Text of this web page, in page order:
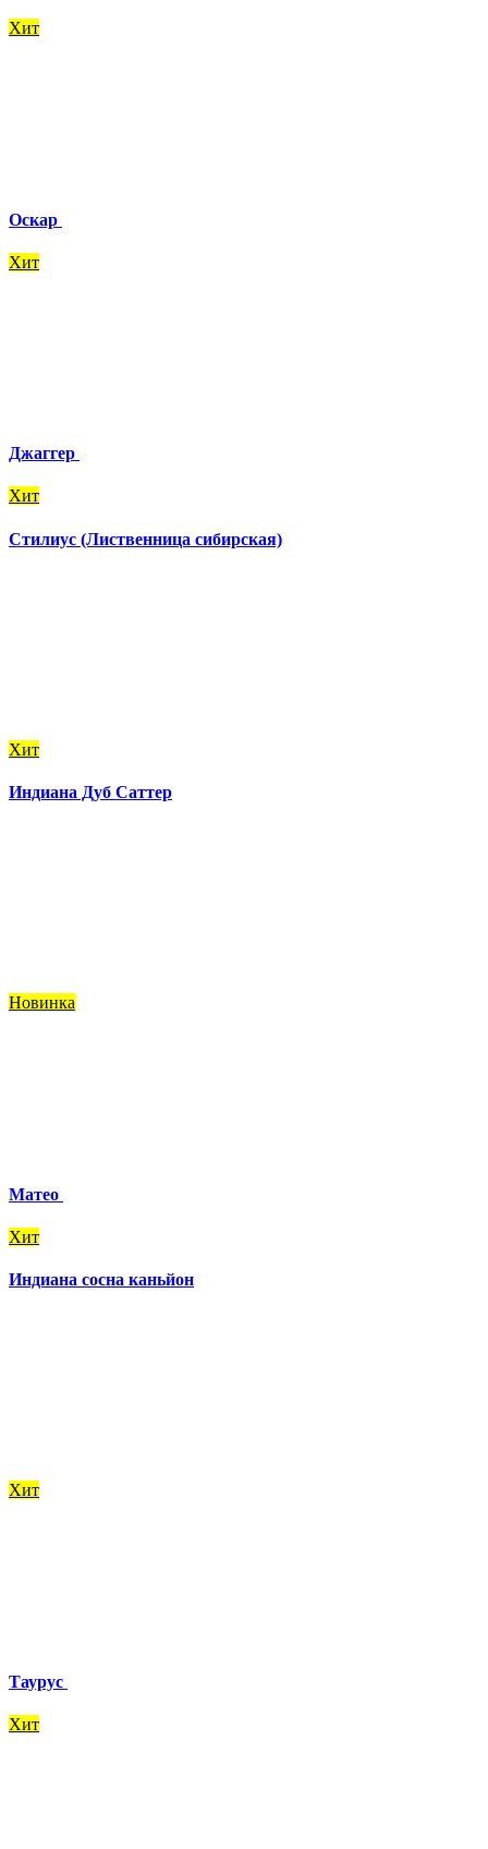
Хит
Оскар
Хит
Джаггер
Хит
Стилиус (Лиственница сибирская)
Хит
Индиана Дуб Саттер
Новинка
Матео
Хит
Индиана сосна каньйон
Хит
Таурус
Хит